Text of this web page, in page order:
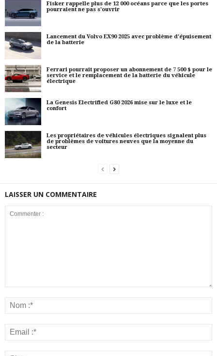
Fisker rappelle plus de 12 000 océans parce que les portes
pourraient ne pas s'ouvrir
Lancement du Volvo EX90 2025 avec problème d'épuisement
de la batterie
Ferrari pourrait proposer un abonnement de 7 500 $ pour le
service et le remplacement de la batterie du véhicule
électrique
La Genesis Electrified G80 2026 mise sur le luxe et le
confort
Les propriétaires de véhicules électriques signalent plus
de problèmes de voitures neuves que la moyenne du
secteur
LAISSER UN COMMENTAIRE